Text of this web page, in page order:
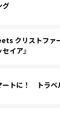
グ
クリストファ
イア』
ートに！ トラベ